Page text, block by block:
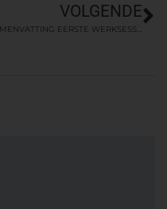
VOLGENDE
SAMENVATTING EERSTE WERKSESSIE MODERNISERING WET OP DE LIJKBEZORGING